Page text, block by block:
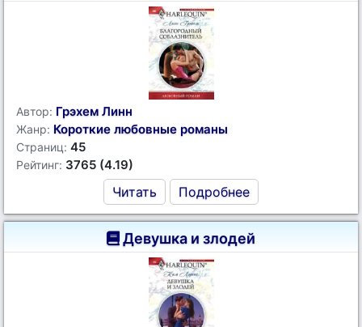
Автор: Грэхем Линн
Жанр: Короткие любовные романы
Страниц: 45
Рейтинг: 3765 (4.19)
Читать Подробнее
Девушка и злодей